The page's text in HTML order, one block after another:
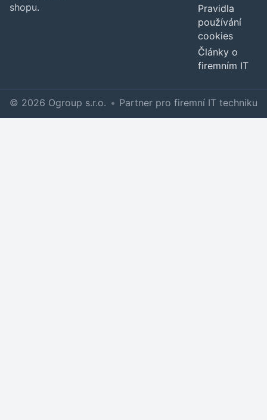
shopu.
Pravidla
používání
cookies
Články o
firemním IT
© 2026 Ogroup s.r.o. • Partner pro firemní IT techniku